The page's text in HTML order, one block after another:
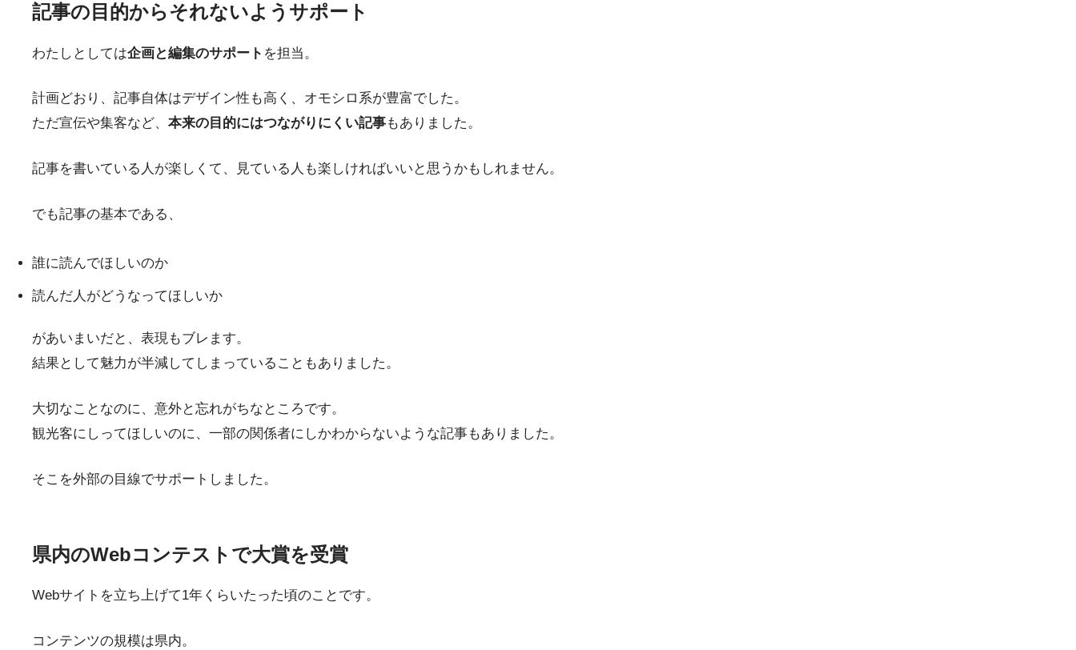
記事の目的からそれないようサポート
わたしとしては企画と編集のサポート を担当。
計画どおり、記事自体はデザイン性も高く、オモシロ系が豊富でした。
ただ宣伝や集客など、 本来の目的にはつながりにくい記事もありました。
記事を書いている人が楽しくて、見ている人も楽しければいいと思うかもしれません。
でも記事の基本である、
誰に読んでほしいのか
読んだ人がどうなってほしいか
があいまいだと、表現もブレます。
結果として魅力が半減してしまっていることもありました。
大切なことなのに、意外と忘れがちなところです。
観光客にしってほしいのに、一部の関係者にしかわからないような記事もありました。
そこを外部の目線でサポートしました。
県内のWebコンテストで大賞を受賞
Webサイトを立ち上げて1年くらいたった頃のことです。
コンテンツの規模は県内。